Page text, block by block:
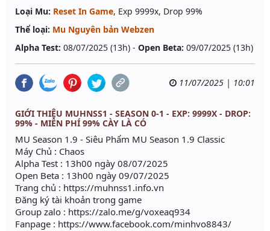
Loại Mu: Reset In Game, Exp 9999x, Drop 99%
Thể loại: Mu Nguyên bản Webzen
Alpha Test: 08/07/2025 (13h) - Open Beta: 09/07/2025 (13h)
11/07/2025 | 10:01
GIỚI THIỆU MUHNSS1 - SEASON 0-1 - EXP: 9999X - DROP:
99% - MIỄN PHÍ 99% CÀY LÀ CÓ
MU Season 1.9 - Siêu Phẩm MU Season 1.9 Classic
Máy Chủ : Chaos
Alpha Test : 13h00 ngày 08/07/2025
Open Beta : 13h00 ngày 09/07/2025
Trang chủ : https://muhnss1.info.vn
Đăng ký tài khoản trong game
Group zalo : https://zalo.me/g/voxeaq934
Fanpage : https://www.facebook.com/minhvo8843/